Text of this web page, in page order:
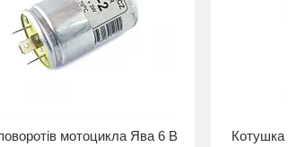
мотоцикла Ява 6 В